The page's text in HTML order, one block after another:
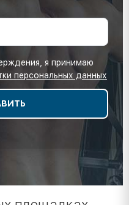
я принимаю
персональных данных